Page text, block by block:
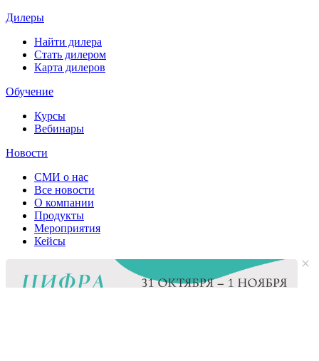
Дилеры
Найти дилера
Cтать дилером
Карта дилеров
Обучение
Курсы
Вебинары
Новости
СМИ о нас
Все новости
О компании
Продукты
Мероприятия
Кейсы